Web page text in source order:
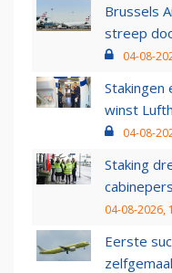
Brussels
streep
04-08-
Stakingen
winst
04-08-
Staking
04-08-2026,
Eerste